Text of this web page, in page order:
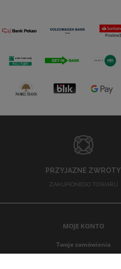
PRZYJAZNE ZWROTY
ZAKUPIONEGO TOWARU
MOJE KONTO
Twoje zamówienia
Ustawienia konta